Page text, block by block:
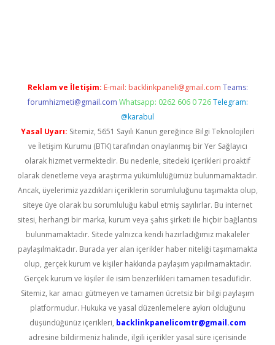
Reklam ve İletişim: E-mail: backlinkpaneli@gmail.com Teams:
forumhizmeti@gmail.com Whatsapp: 0262 606 0 726 Telegram:
@karabul
Yasal Uyarı: Sitemiz, 5651 Sayılı Kanun gereğince Bilgi Teknolojileri
ve İletişim Kurumu (BTK) tarafından onaylanmış bir Yer Sağlayıcı
olarak hizmet vermektedir. Bu nedenle, sitedeki içerikleri proaktif
olarak denetleme veya araştırma yükümlülüğümüz bulunmamaktadır.
Ancak, üyelerimiz yazdıkları içeriklerin sorumluluğunu taşımakta olup,
siteye üye olarak bu sorumluluğu kabul etmiş sayılırlar. Bu internet
sitesi, herhangi bir marka, kurum veya şahıs şirketi ile hiçbir bağlantısı
bulunmamaktadır. Sitede yalnızca kendi hazırladığımız makaleler
paylaşılmaktadır. Burada yer alan içerikler haber niteliği taşımamakta
olup, gerçek kurum ve kişiler hakkında paylaşım yapılmamaktadır.
Gerçek kurum ve kişiler ile isim benzerlikleri tamamen tesadüfidir.
Sitemiz, kar amacı gütmeyen ve tamamen ücretsiz bir bilgi paylaşım
platformudur. Hukuka ve yasal düzenlemelere aykırı olduğunu
düşündüğünüz içerikleri, backlinkpanelicomtr@gmail.com
adresine bildirmeniz halinde, ilgili içerikler yasal süre içerisinde